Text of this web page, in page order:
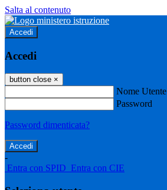
Salta al contenuto
Accedi
Accedi
button close ×
Nome Utente
Password
Password dimenticata?
-
Entra con SPID Entra con CIE